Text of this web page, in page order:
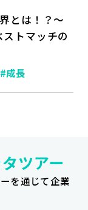
とは！？～
トマッチの
#成長
ツアー
を通じて企業